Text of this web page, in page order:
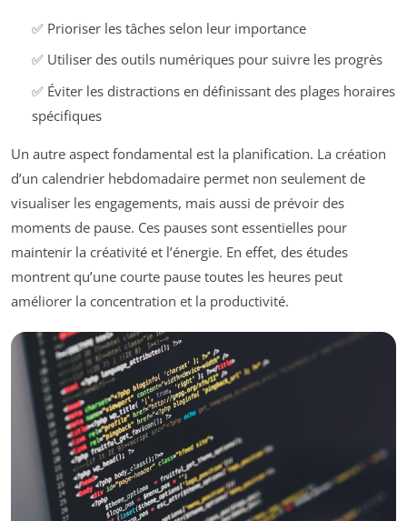
✅ Prioriser les tâches selon leur importance
✅ Utiliser des outils numériques pour suivre les progrès
✅ Éviter les distractions en définissant des plages horaires
spécifiques
Un autre aspect fondamental est la planification. La création
d’un calendrier hebdomadaire permet non seulement de
visualiser les engagements, mais aussi de prévoir des
moments de pause. Ces pauses sont essentielles pour
maintenir la créativité et l’énergie. En effet, des études
montrent qu’une courte pause toutes les heures peut
améliorer la concentration et la productivité.